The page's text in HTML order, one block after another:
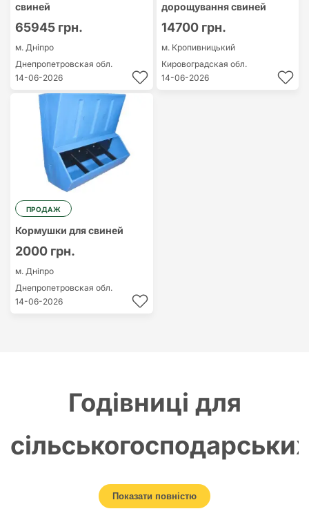
свиней
65945 грн.
м. Дніпро
Днепропетровская обл.
14-06-2026
дорощування свиней
14700 грн.
м. Кропивницький
Кировоградская обл.
14-06-2026
ПРОДАЖ
Кормушки для свиней
2000 грн.
м. Дніпро
Днепропетровская обл.
14-06-2026
Годівниці для
тварин: вибір та
Показати повністю